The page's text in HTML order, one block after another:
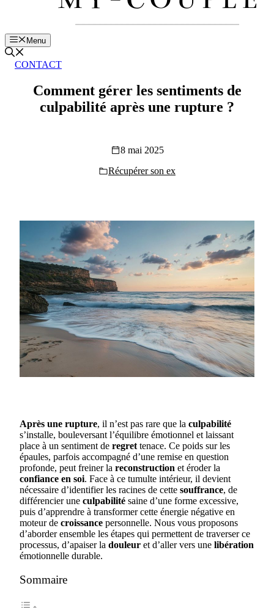
Menu
CONTACT
Comment gérer les sentiments de
culpabilité après une rupture ?
8 mai 2025
Récupérer son ex
Après une rupture, il n’est pas rare que la culpabilité
s’installe, bouleversant l’équilibre émotionnel et laissant
place à un sentiment de regret tenace. Ce poids sur les
épaules, parfois accompagné d’une remise en question
profonde, peut freiner la reconstruction et éroder la
confiance en soi. Face à ce tumulte intérieur, il devient
nécessaire d’identifier les racines de cette souffrance, de
différencier une culpabilité saine d’une forme excessive,
puis d’apprendre à transformer cette énergie négative en
moteur de croissance personnelle. Nous vous proposons
d’aborder ensemble les étapes qui permettent de traverser ce
processus, d’apaiser la douleur et d’aller vers une libération
émotionnelle durable.
Sommaire